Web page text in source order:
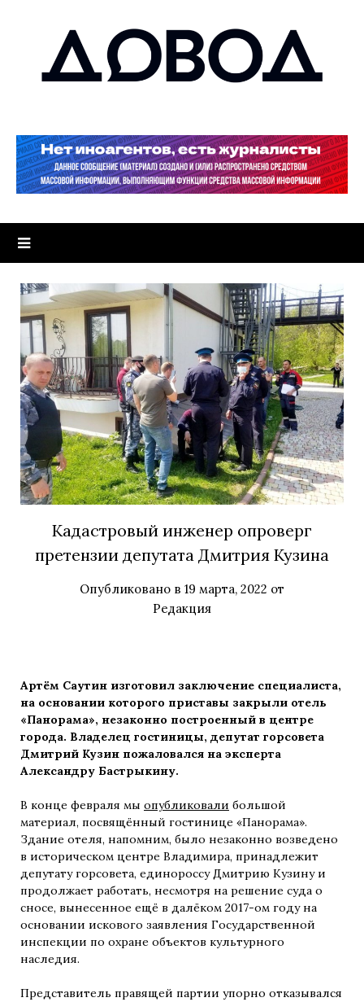
Кадастровый инженер опроверг
претензии депутата Дмитрия Кузина
Опубликовано в 19 марта, 2022 от
Редакция
Артём Саутин изготовил заключение специалиста,
на основании которого приставы закрыли отель
«Панорама», незаконно построенный в центре
города. Владелец гостиницы, депутат горсовета
Дмитрий Кузин пожаловался на эксперта
Александру Бастрыкину.
В конце февраля мы опубликовали большой
материал, посвящённый гостинице «Панорама».
Здание отеля, напомним, было незаконно возведено
в историческом центре Владимира, принадлежит
депутату горсовета, единороссу Дмитрию Кузину и
продолжает работать, несмотря на решение суда о
сносе, вынесенное ещё в далёком 2017-ом году на
основании искового заявления Государственной
инспекции по охране объектов культурного
наследия.
Представитель правящей партии упорно отказывался